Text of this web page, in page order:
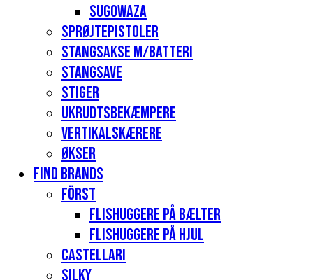
Sugowaza
Sprøjtepistoler
Stangsakse m/batteri
Stangsave
Stiger
Ukrudtsbekæmpere
Vertikalskærere
Økser
Find Brands
Först
Flishuggere på bælter
Flishuggere på hjul
Castellari
Silky